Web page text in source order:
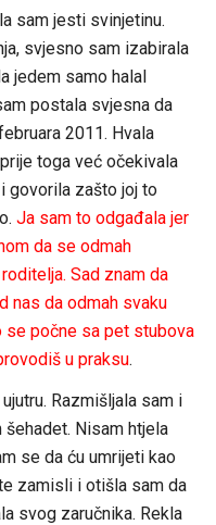
sam jesti svinjetinu.
svjesno sam izabirala
jedem samo halal
postala svjesna da
2011. Hvala
toga već očekivala
govorila zašto joj to
Ja sam to odgađala jer
da se odmah
Sad znam da
nas da odmah svaku
se počne sa pet stubova
u praksu.
Razmišljala sam i
Nisam htjela
se da ću umrijeti kao
zamisli i otišla sam da
svog zaručnika. Rekla